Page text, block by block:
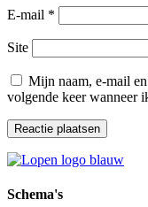
E-mail *
Site
Mijn naam, e-mail
volgende keer wanneer
Schema's